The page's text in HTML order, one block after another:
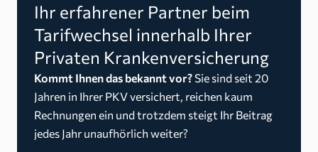
Ihr erfahrener Partner beim
Tarifwechsel innerhalb Ihrer
Privaten Krankenversicherung
Kommt Ihnen das bekannt vor? Sie sind seit 20
Jahren in Ihrer PKV versichert, reichen kaum
Rechnungen ein und trotzdem steigt Ihr Beitrag
jedes Jahr unaufhörlich weiter?